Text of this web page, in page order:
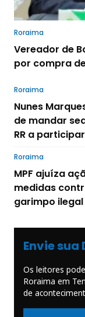
Roraima
Vereador de
por compra
Roraima
Nunes
de mandar
RR a
Roraima
MPF ajuíza
medidas
garimpo ilegal
Envie sua
Os leitores
Roraima em
de